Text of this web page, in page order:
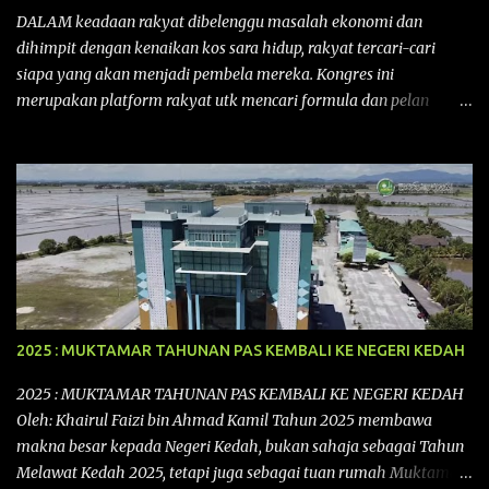
DALAM keadaan rakyat dibelenggu masalah ekonomi dan
dihimpit dengan kenaikan kos sara hidup, rakyat tercari-cari
siapa yang akan menjadi pembela mereka. Kongres ini
merupakan platform rakyat utk mencari formula dan pelan
pertama yang telah diadakan pada 12 September 2015 di Shah
Alam, Selangor, di peringkat kebangsaan dengan tema
“MEMBINA MALAYSIA SEJAHTERA”, Kongre s Rakyat di
peringkat negeri-negeri mula diadakan. Isu-isu rakyat yang telah
ditimbulkan di peringkat kebangsaan termasuklah isu-isu
ekonomi, sosial, pendidikan, pengurusan sumber, kesihatan,
budaya, pembangunan bandar dan desa, kos dan kualiti hidup
dan perundangan. Di peringkat negeri pula, isu akan dijuruskan
dengan lebih terperinci perkara-perkara tersebut dengan keadaan
setempat. Kongres Rakyat Johor ini akan melibat pelbagai pihak
dari pelbagai latar belakang yang ingin ...
2025 : MUKTAMAR TAHUNAN PAS KEMBALI KE NEGERI KEDAH
2025 : MUKTAMAR TAHUNAN PAS KEMBALI KE NEGERI KEDAH
Oleh: Khairul Faizi bin Ahmad Kamil Tahun 2025 membawa
makna besar kepada Negeri Kedah, bukan sahaja sebagai Tahun
Melawat Kedah 2025, tetapi juga sebagai tuan rumah Muktamar